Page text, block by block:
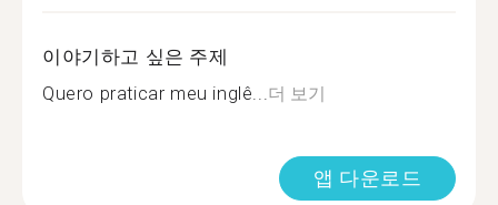
이야기하고 싶은 주제
Quero praticar meu inglê...더 보기
앱 다운로드